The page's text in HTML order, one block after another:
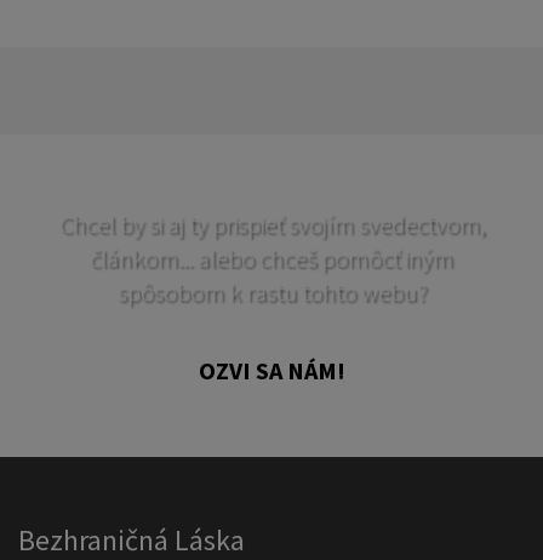
Chcel by si aj ty prispieť svojím svedectvom,
článkom... alebo chceš pomôcť iným
spôsobom k rastu tohto webu?
OZVI SA NÁM!
Bezhraničná Láska